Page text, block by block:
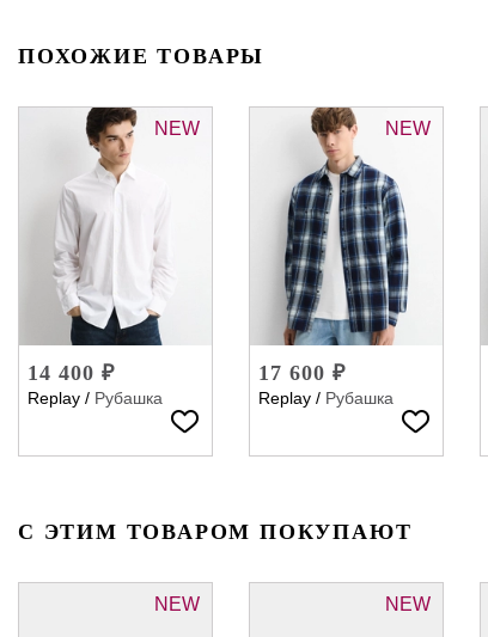
ПОХОЖИЕ ТОВАРЫ
NEW
14 400 ₽
Replay / Рубашка
NEW
17 600 ₽
Replay / Рубашка
С ЭТИМ ТОВАРОМ ПОКУПАЮТ
NEW NEW